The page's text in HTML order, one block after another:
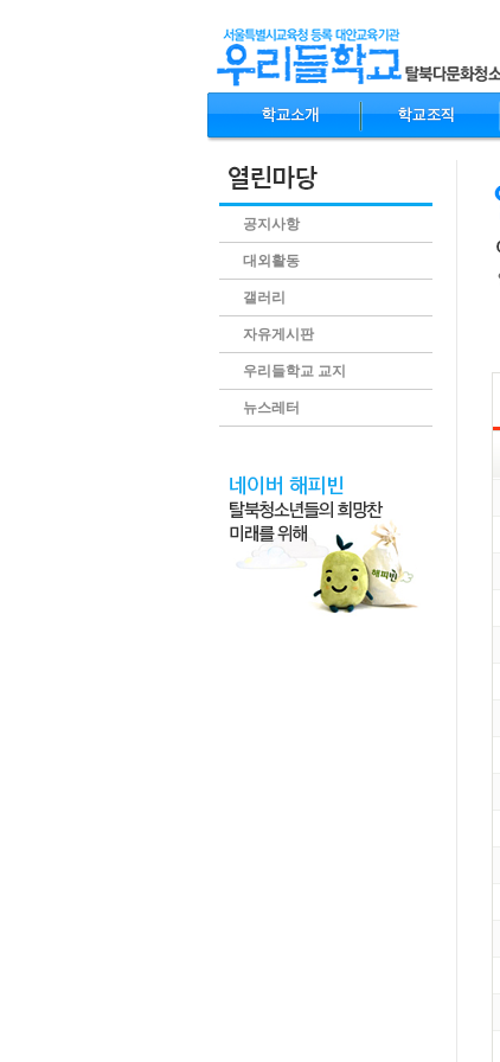
공지사항
대외활동
갤러리
자유게시판
우리들학교 교지
뉴스레터